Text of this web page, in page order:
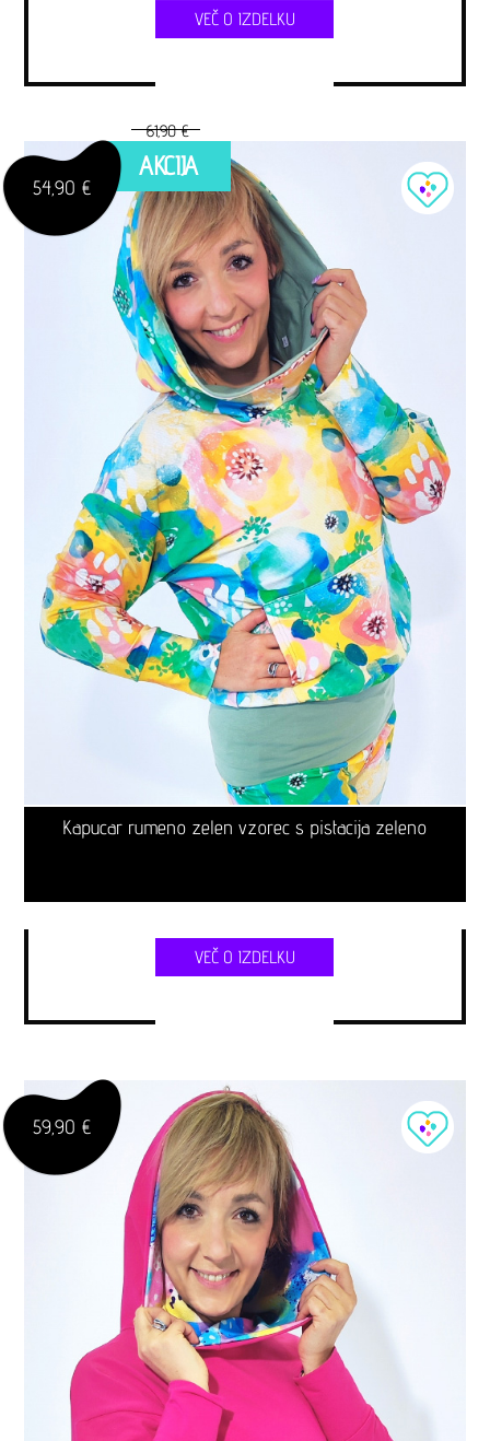
VEČ O IZDELKU
AKCIJA
54,90 €
61,90 €
Kapucar rumeno zelen vzorec s pistacija zeleno
VEČ O IZDELKU
59,90 €